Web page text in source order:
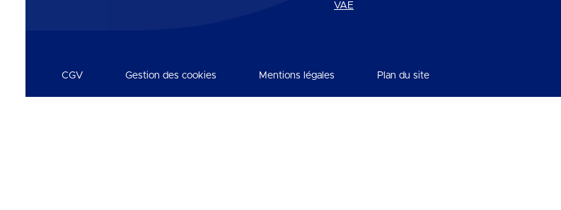
VAE
CGV Gestion des cookies Mentions légales Plan du site